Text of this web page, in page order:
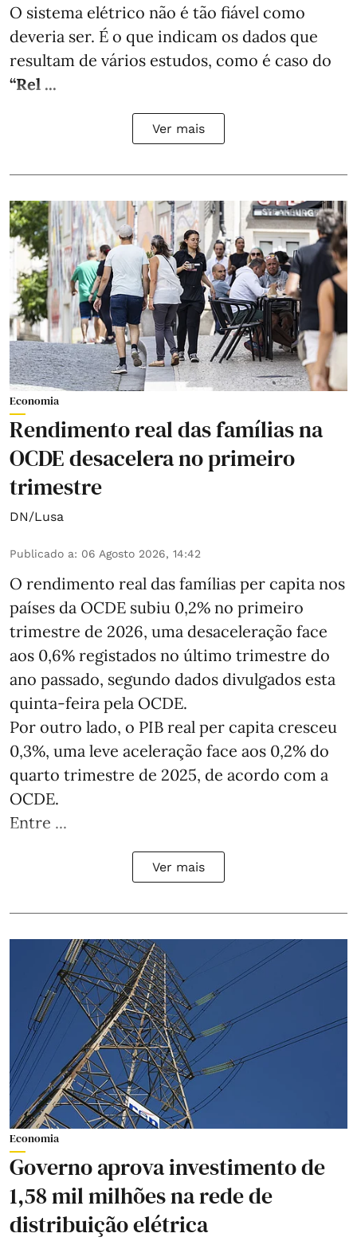
O sistema elétrico não é tão fiável como
deveria ser. É o que indicam os dados que
resultam de vários estudos, como é caso do
“Rel ...
Ver mais
Economia
Rendimento real das famílias na
OCDE desacelera no primeiro
trimestre
DN/Lusa
Publicado a: 06 Agosto 2026, 14:42
O rendimento real das famílias per capita nos
países da OCDE subiu 0,2% no primeiro
trimestre de 2026, uma desaceleração face
aos 0,6% registados no último trimestre do
ano passado, segundo dados divulgados esta
quinta-feira pela OCDE.
Por outro lado, o PIB real per capita cresceu
0,3%, uma leve aceleração face aos 0,2% do
quarto trimestre de 2025, de acordo com a
OCDE.
Entre ...
Ver mais
Economia
Governo aprova investimento de
1,58 mil milhões na rede de
distribuição elétrica